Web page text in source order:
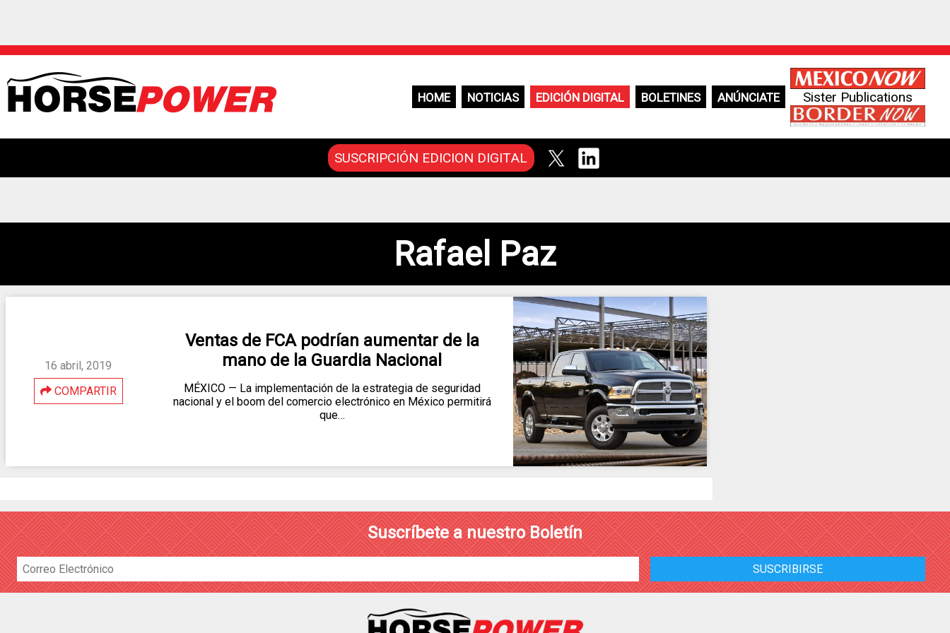
HOME NOTICIAS EDICIÓN DIGITAL BOLETINES ANÚNCIATE Sister Publications
SUSCRIPCIÓN EDICION DIGITAL
Rafael Paz
16 abril, 2019
COMPARTIR
Ventas de FCA podrían aumentar de la
mano de la Guardia Nacional
MÉXICO — La implementación de la estrategia de seguridad
nacional y el boom del comercio electrónico en México permitirá
que…
Suscríbete a nuestro Boletín